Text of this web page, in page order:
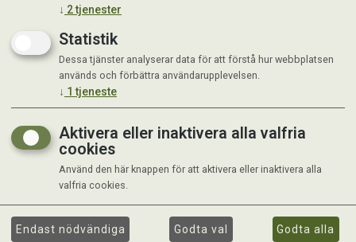
↓ 2tjenester
Statistik
Dessa tjänster analyserar data för att förstå hur webbplatsen
används och förbättra användarupplevelsen.
↓ 1 tjeneste
Aktivera eller inaktivera alla valfria
cookies
Använd den här knappen för att aktivera eller inaktivera alla
valfria cookies.
Endast nödvändiga Godta val Godta alla